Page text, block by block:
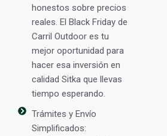
honestos sobre precios
reales. El Black Friday de
Carril Outdoor es tu
mejor oportunidad para
hacer esa inversión en
calidad Sitka que llevas
tiempo esperando.
Trámites y Envío
Simplificados: